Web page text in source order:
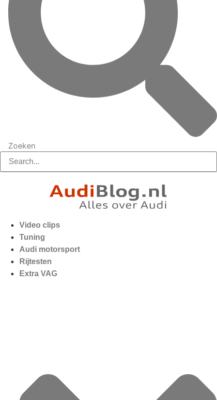
Zoeken
Video clips
Tuning
Audi motorsport
Rijtesten
Extra VAG